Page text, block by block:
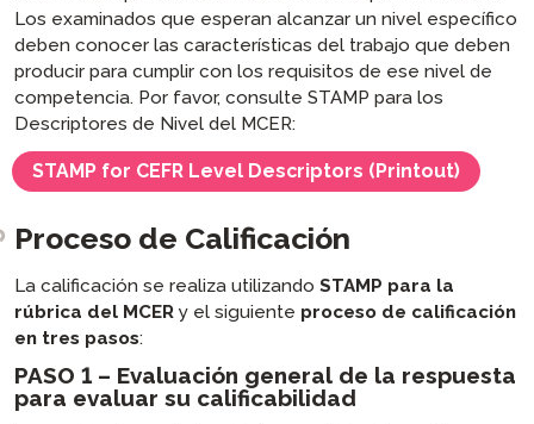
Los examinados que esperan alcanzar un nivel específico
deben conocer las características del trabajo que deben
producir para cumplir con los requisitos de ese nivel de
competencia. Por favor, consulte STAMP para los
Descriptores de Nivel del MCER:
STAMP for CEFR Level Descriptors (Printout)
Proceso de Calificación
La calificación se realiza utilizando STAMP para la
rúbrica del MCER y el siguiente proceso de calificación
en tres pasos:
PASO 1 – Evaluación general de la respuesta
para evaluar su calificabilidad